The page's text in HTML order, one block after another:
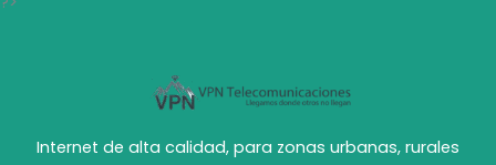
Internet de alta calidad, para zonas urbanas, rurales